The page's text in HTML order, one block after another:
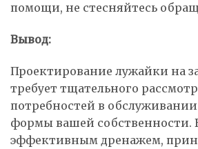
помощи, не стесняйтесь
Вывод:
Проектирование лужайки на
требует тщательного
потребностей в
формы вашей собственности.
эффективным дренажем,